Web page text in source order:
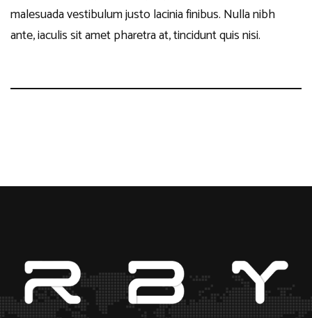
malesuada vestibulum justo lacinia finibus. Nulla nibh
ante, iaculis sit amet pharetra at, tincidunt quis nisi.